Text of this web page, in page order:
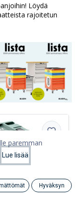
Löydä
rajoitetun
paremman
Lue lisää
Hyväksyn